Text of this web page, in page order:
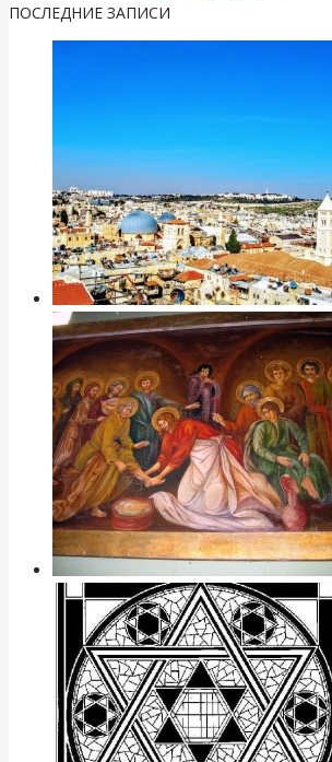
ПОСЛЕДНИЕ ЗАПИСИ